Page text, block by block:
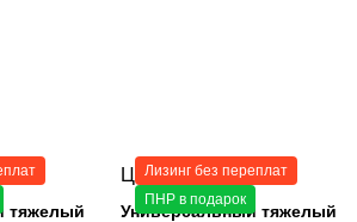
тяжелый
Лизинг без переплат
ПНР в подарок
Цена по запросу
Универсальный тяжелый